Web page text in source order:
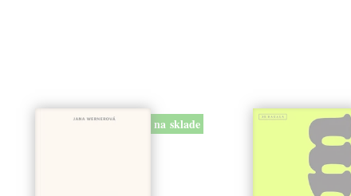
na sklade